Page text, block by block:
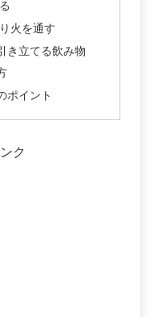
火を通す
き立てる飲み物
ポイント
ク